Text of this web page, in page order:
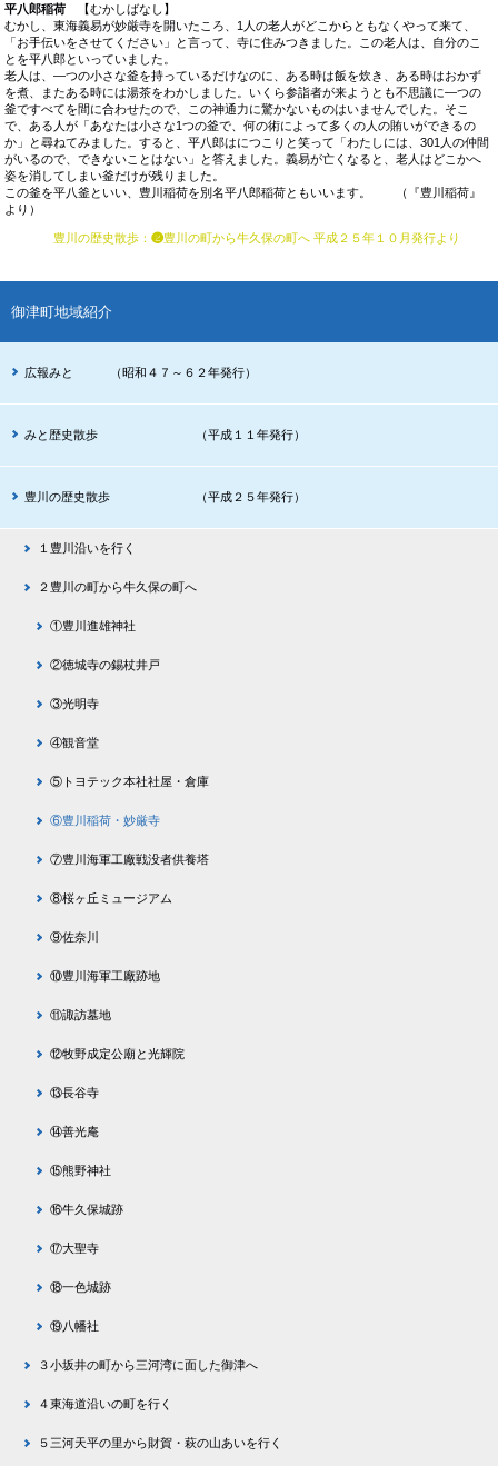
平八郎稲荷 【むかしばなし】
むかし、東海義易が妙厳寺を開いたころ、1人の老人がどこからともなくやって来て、
「お手伝いをさせてください」と言って、寺に住みつきました。この老人は、自分のこ
とを平八郎といっていました。
老人は、―つの小さな釜を持っているだけなのに、ある時は飯を炊き、ある時はおかず
を煮、またある時には湯茶をわかしました。いくら参詣者が来ようとも不思議に―つの
釜ですべてを間に合わせたので、この神通力に驚かないものはいませんでした。そこ
で、ある人が「あなたは小さな1つの釜で、何の術によって多くの人の賄いができるの
か」と尋ねてみました。すると、平八郎はにつこりと笑って「わたしには、301人の仲間
がいるので、できないことはない」と答えました。義易が亡くなると、老人はどこかへ
姿を消してしまい釜だけが残りました。
この釜を平八釜といい、豊川稲荷を別名平八郎稲荷ともいいます。 （『豊川稲荷』
より）
豊川の歴史散歩 ：❷豊川の町から牛久保の町へ 平成２５年１０月発行より
御津町地域紹介
広報みと （昭和４７～６２年発行）
みと歴史散歩 （平成１１年発行）
豊川の歴史散歩 （平成２５年発行）
１豊川沿いを行く
２豊川の町から牛久保の町へ
①豊川進雄神社
②徳城寺の錫杖井戸
③光明寺
④観音堂
⑤トヨテック本社社屋・倉庫
⑥豊川稲荷・妙厳寺
⑦豊川海軍工廠戦没者供養塔
⑧桜ヶ丘ミュージアム
⑨佐奈川
⑩豊川海軍工廠跡地
⑪諏訪墓地
⑫牧野成定公廟と光輝院
⑬長谷寺
⑭善光庵
⑮熊野神社
⑯牛久保城跡
⑰大聖寺
⑱一色城跡
⑲八幡社
３小坂井の町から三河湾に面した御津へ
４東海道沿いの町を行く
５三河天平の里から財賀・萩の山あいを行く